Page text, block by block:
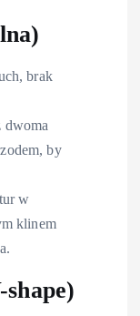
brak
dwoma
by
w
klinem